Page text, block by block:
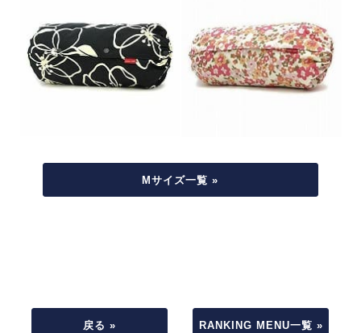
Mサイズ一覧 »
戻る » RANKING MENU一覧 »